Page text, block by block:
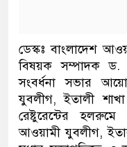
ডেস্কঃ বাংলাদেশ
বিষয়ক সম্পাদক ড.
সংবর্ধনা সভার
যুবলীগ, ইতালী
রেষ্টু‌রে‌ন্টের
আওয়ামী যুবলীগ,